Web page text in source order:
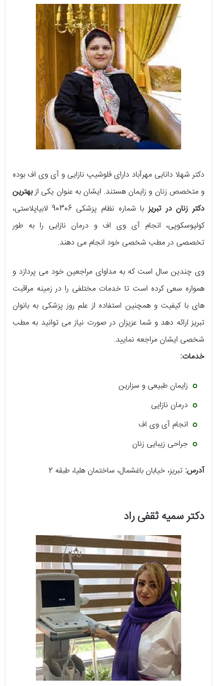
دکتر شهلا دانایی مهرآباد دارای فلوشیپ نازایی و آی وی اف بوده
و متخصص زنان و زایمان هستند. ایشان به عنوان یکی ازبهترین
دکتر زنان در تبریز
با شماره نظام پزشکی 90306 لابیاپلاستی،
کولپوسکوپی، انجام آی وی اف و درمان نازایی را به طور
تخصصی در مطب شخصی خود انجام می دهند.
وی چندین سال است که به مداوای مراجعین خود می پردازد و
همواره سعی کرده است تا خدمات مختلفی را در زمینه مراقبت
های با کیفیت و همچنین استفاده از علم روز پزشکی به بانوان
تبریز ارائه دهد و شما عزیزان در صورت نیاز می توانید به مطب
شخصی ایشان مراجعه نمایید.
خدمات:
زایمان طبیعی و سزارین
درمان نازایی
انجام آی وی اف
جراحی زیبایی زنان
آدرس: تبریز، خیابان باغشمال، ساختمان هلیا، طبقه 2
دکتر سمیه ثقفی راد